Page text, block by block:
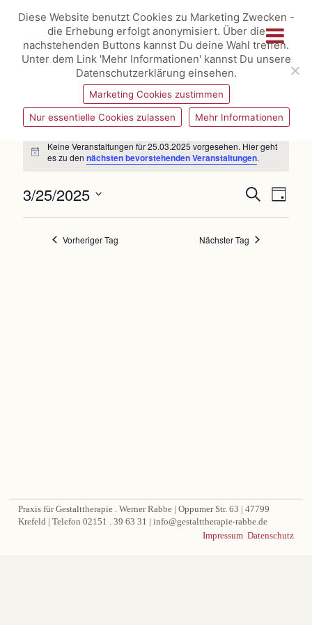
Veranstaltungen
für
25.03.2025
Hinweis
Keine Veranstaltungen für 25.03.2025 vorgesehen. Hier geht
es zu dennächsten bevorstehenden Veranstaltungen.
Veranstaltungen
Suche
Ansichten,
Suche
Tag
3/25/2025
wählen.
Vorheriger Tag Nächster Tag
Praxis für Gestalttherapie . Werner Rabbe | Oppumer Str. 63 | 47799
Krefeld | Telefon 02151 . 39 63 31 | info@gestalttherapie-rabbe.de
Datenschutz
Impressum
Diese Website benutzt Cookies zu Marketing Zwecken -
die Erhebung erfolgt anonymisiert. Über die
nachstehenden Buttons kannst Du deine Wahl treffen.
Unter dem Link 'Mehr Informationen' kannst Du unsere
Datenschutzerklärung einsehen.
Marketing Cookies zustimmen
Nur essentielle Cookies zulassen Mehr Informationen